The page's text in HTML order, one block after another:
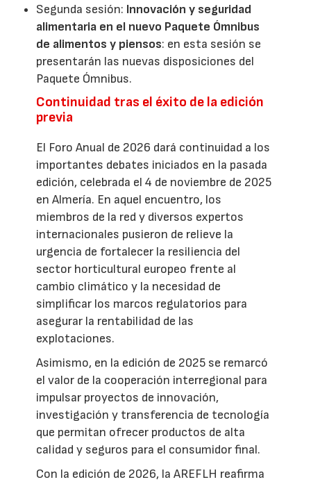
Segunda sesión: Innovación y seguridad
alimentaria en el nuevo Paquete Ómnibus
de alimentos y piensos: en esta sesión se
presentarán las nuevas disposiciones del
Paquete Ómnibus.
Continuidad tras el éxito de la edición
previa
El Foro Anual de 2026 dará continuidad a los
importantes debates iniciados en la pasada
edición, celebrada el 4 de noviembre de 2025
en Almería. En aquel encuentro, los
miembros de la red y diversos expertos
internacionales pusieron de relieve la
urgencia de fortalecer la resiliencia del
sector horticultural europeo frente al
cambio climático y la necesidad de
simplificar los marcos regulatorios para
asegurar la rentabilidad de las
explotaciones.
Asimismo, en la edición de 2025 se remarcó
el valor de la cooperación interregional para
impulsar proyectos de innovación,
investigación y transferencia de tecnología
que permitan ofrecer productos de alta
calidad y seguros para el consumidor final.
Con la edición de 2026, la AREFLH reafirma